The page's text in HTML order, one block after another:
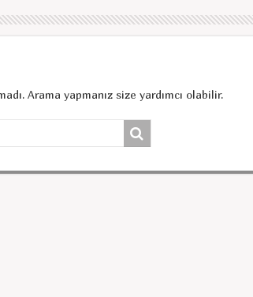
Arama yapmanız size yardımcı olabilir.